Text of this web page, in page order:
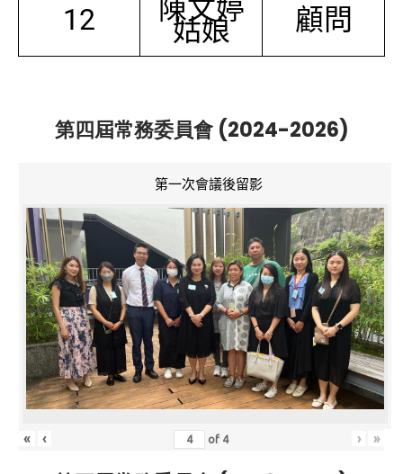
12 陳文婷
姑娘 顧問
第四屆常務委員會 (2024-2026)
第一次會議後留影
« ‹ of 4 › »